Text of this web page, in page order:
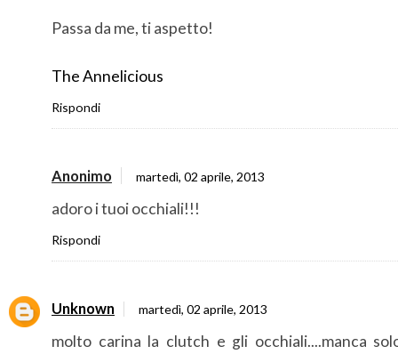
Passa da me, ti aspetto!
The Annelicious
Rispondi
Anonimo martedì, 02 aprile, 2013
adoro i tuoi occhiali!!!
Rispondi
Unknown martedì, 02 aprile, 2013
molto carina la clutch e gli occhiali....manca